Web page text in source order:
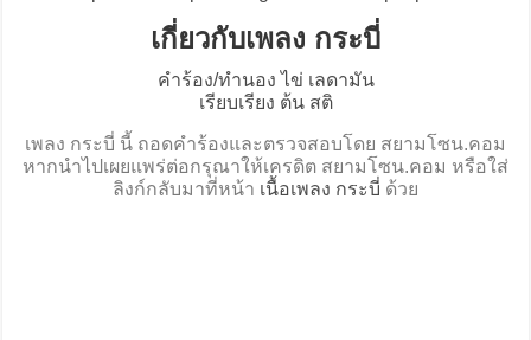
เกี่ยวกับเพลง กระบี่
คำร้อง/ทำนอง ไข่ เลดามัน
เรียบเรียง ต้น สติ
เพลง กระบี่ นี้ ถอดคำร้องและตรวจสอบโดย สยามโซน.คอม
หากนำไปเผยแพร่ต่อกรุณาให้เครดิต สยามโซน.คอม หรือใส่
ลิงก์กลับมาที่หน้า เนื้อเพลง กระบี่ ด้วย